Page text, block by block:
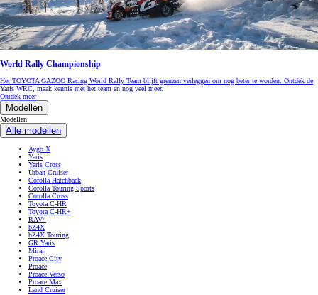
World Rally Championship
Het TOYOTA GAZOO Racing World Rally Team blijft grenzen verleggen om nog beter te worden. Ontdek de
Yaris WRC, maak kennis met het team en nog veel meer.
Ontdek meer
Modellen
Modellen
Alle modellen
Aygo X
Yaris
Yaris Cross
Urban Cruiser
Corolla Hatchback
Corolla Touring Sports
Corolla Cross
Toyota C-HR
Toyota C-HR+
RAV4
bZ4X
bZ4X Touring
GR Yaris
Mirai
Proace City
Proace
Proace Verso
Proace Max
Land Cruiser